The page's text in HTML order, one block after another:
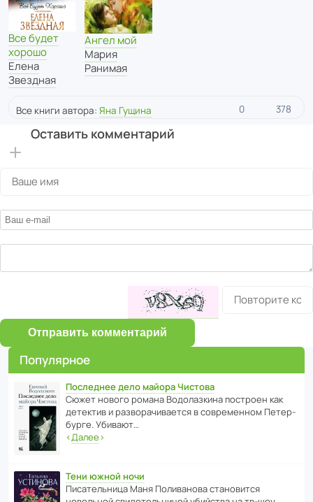
Все будет
хорошо
Елена
Звездная
Ангел мой
Мария
Ранимая
Все книги автора: Яна Гущина 0 378
Оставить комментарий
Отправить комментарий
Популярное
Последнее дело майора Чистова
Сюжет нового романа Водо­ла­з­кина пост­роен как
дете­ктив и разво­ра­чи­ва­ется в совре­менном Пете­р­
бурге. Убивают…
‹Далее›
Тени южной ночи
Писа­тель­ница Маня Поли­ва­нова стано­вится